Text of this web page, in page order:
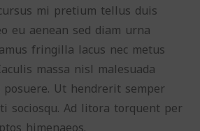
mi pretium tellus duis
eu aenean sed diam urna
fringilla lacus nec metus
massa nisl malesuada
Ut hendrerit semper
sociosqu. Ad litora torquent per
himenaeos.